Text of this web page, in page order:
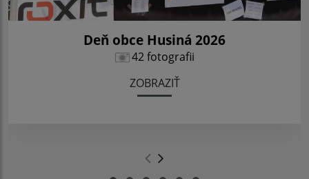
Deň obce Husiná 2026
42 fotografii
ZOBRAZIŤ